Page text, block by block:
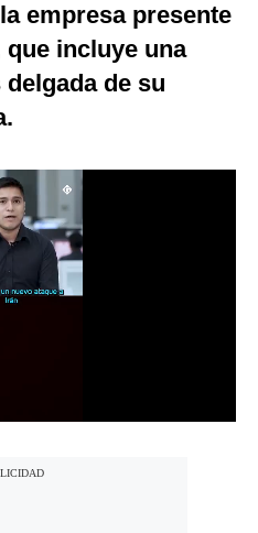
empresa presente
que incluye una
de su